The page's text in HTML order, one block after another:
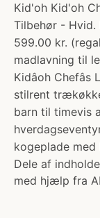
Kid'oh Kid'oh
Tilbehør - Hvid.
599.00 kr.
madlavning til
Kidâoh
stilrent
barn til timevis
kogeplade med
Dele af
med hjælp fra